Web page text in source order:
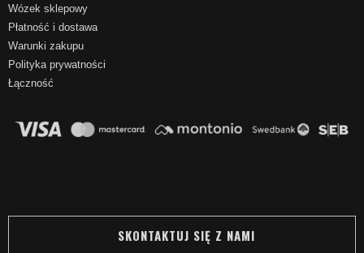
Wózek sklepowy
Płatność i dostawa
Warunki zakupu
Polityka prywatności
Łączność
SKONTAKTUJ SIĘ Z NAMI